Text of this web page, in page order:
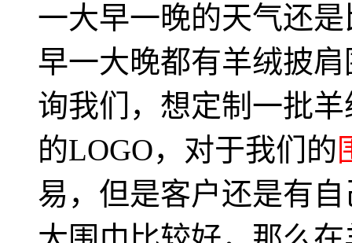
一大早一晚的天气还
早一大晚都有羊绒披
询我们，想定制一批
的LOGO，对于我们的
易，但是客户还是有